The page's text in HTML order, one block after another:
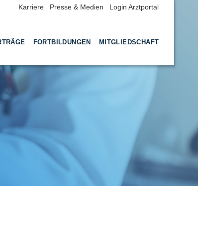
FORTBILDUNGEN MITGLIEDSCHAFT
Karriere Presse & Medien Login Arztportal